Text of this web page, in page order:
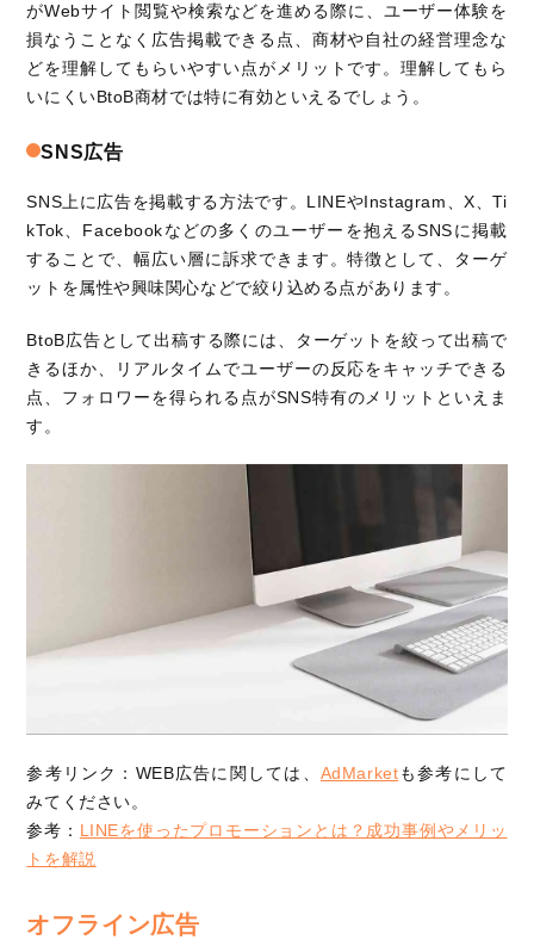
がWebサイト閲覧や検索などを進める際に、ユーザー体験を
損なうことなく広告掲載できる点、商材や自社の経営理念な
どを理解してもらいやすい点がメリットです。理解してもら
いにくいBtoB商材では特に有効といえるでしょう。
SNS広告
SNS上に広告を掲載する方法です。LINEやInstagram、X、Ti
kTok、Facebookなどの多くのユーザーを抱えるSNSに掲載
することで、幅広い層に訴求できます。特徴として、ターゲ
ットを属性や興味関心などで絞り込める点があります。
BtoB広告として出稿する際には、ターゲットを絞って出稿で
きるほか、リアルタイムでユーザーの反応をキャッチできる
点、フォロワーを得られる点がSNS特有のメリットといえま
す。
参考リンク：WEB広告に関しては、 AdMarketも参考にして
みてください。
参考： LINEを使ったプロモーションとは？成功事例やメリッ
トを解説
オフライン広告